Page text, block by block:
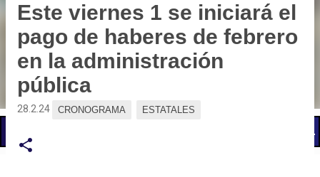
Este viernes 1 se iniciará el
pago de haberes de febrero
en la administración
pública
28.2.24 CRONOGRAMA ESTATALES